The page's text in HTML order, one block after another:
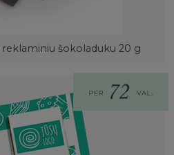
reklaminiu šokoladuku 20 g